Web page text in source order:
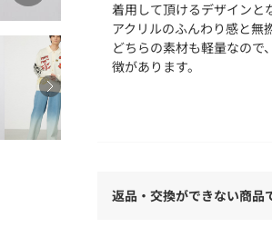
着用して頂けるデザインと
アクリルのふんわり感と無
どちらの素材も軽量なの
徴があります。
ピリングなどが発生した場
返品・交換ができない商品